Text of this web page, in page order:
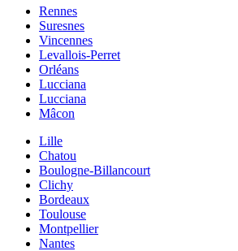
Rennes
Suresnes
Vincennes
Levallois-Perret
Orléans
Lucciana
Lucciana
Mâcon
Lille
Chatou
Boulogne-Billancourt
Clichy
Bordeaux
Toulouse
Montpellier
Nantes